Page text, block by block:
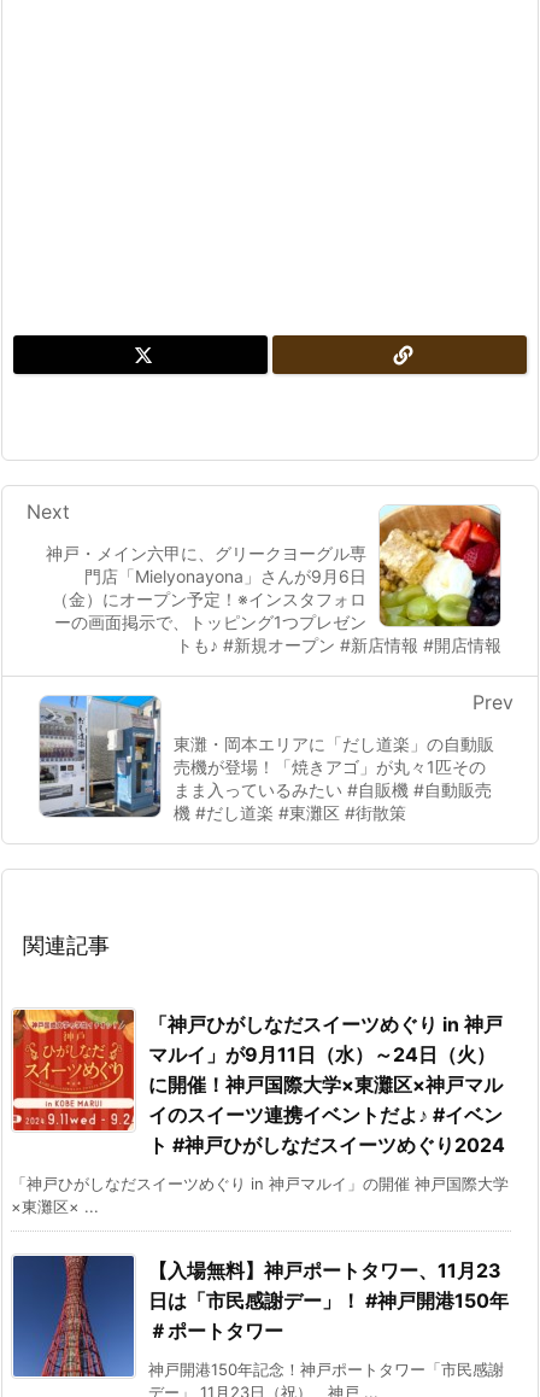
神戸・メイン六甲に、グリークヨーグル専
門店「Mielyonayona」さんが9月6日
（金）にオープン予定！※インスタフォロ
ーの画面掲示で、トッピング1つプレゼン
トも♪ #新規オープン #新店情報 #開店情報
Next
東灘・岡本エリアに「だし道楽」の自動販
売機が登場！「焼きアゴ」が丸々1匹その
まま入っているみたい #自販機 #自動販売
機 #だし道楽 #東灘区 #街散策
Prev
関連記事
「神戸ひがしなだスイーツめぐり in 神戸
マルイ」が9月11日（水）～24日（火）
に開催！神戸国際大学×東灘区×神戸マル
イのスイーツ連携イベントだよ♪ #イベン
ト #神戸ひがしなだスイーツめぐり2024
「神戸ひがしなだスイーツめぐり in 神戸マルイ」の開催 神戸国際大学
×東灘区× ...
【入場無料】神戸ポートタワー、11月23
日は「市民感謝デー」！ #神戸開港150年
＃ポートタワー
神戸開港150年記念！神戸ポートタワー「市民感謝
デー」 11月23日（祝）、神戸 ...